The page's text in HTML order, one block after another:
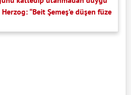
“Beit Şemeş’e düşen füze